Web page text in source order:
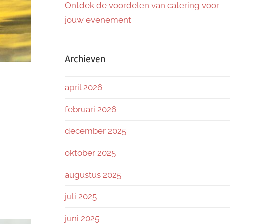
Ontdek de voordelen van catering voor
jouw evenement
Archieven
april 2026
februari 2026
december 2025
oktober 2025
augustus 2025
juli 2025
juni 2025